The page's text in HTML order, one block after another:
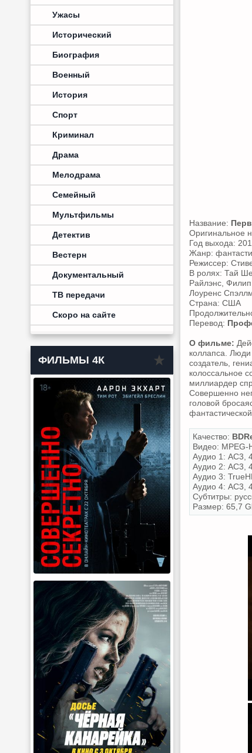
Ужасы
Исторический
Биография
Военный
История
Спорт
Криминал
Драма
Мелодрама
Семейный
Мультфильмы
Детектив
Вестерн
Документальный
ТВ передачи
Скоро на сайте
ФИЛЬМЫ 4К
Название:
Оригинальное
Год выхода:
Жанр:
Режиссер:
В ролях: Тай
Райлэнс,
Лоуренс
Страна: США
Перевод:
О фильме:
коллапса.
создатель,
колоссальное
миллиардер
Совершенно
головой
Качество:
Видео: MPEG-
Аудио 1: AC3,
Аудио 2: AC3,
Аудио 3:
Аудио 4: AC3,
Субтитры:
Размер: 65,7